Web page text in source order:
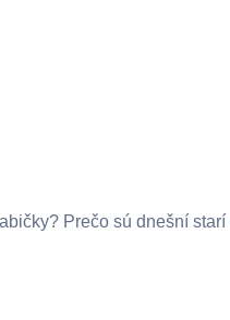
Prečo sú dnešní starí